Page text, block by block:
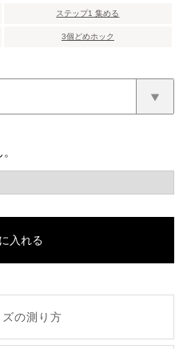
ステップ1 集める
3個どめホック
入れる
の測り方